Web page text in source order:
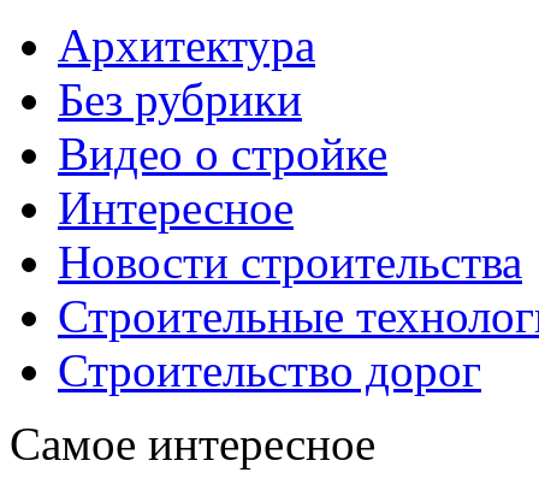
Архитектура
Без рубрики
Видео о стройке
Интересное
Новости строительства
Строительные
Строительство дорог
Самое интересное